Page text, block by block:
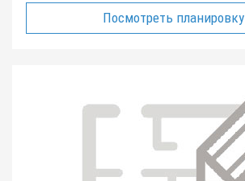
Посмотреть планировку